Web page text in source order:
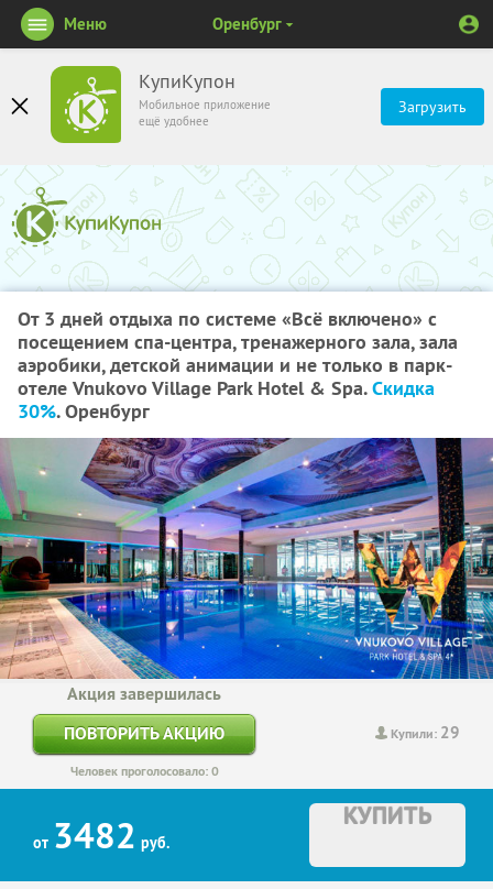
КупиКупон
Мобильное приложение
ещё удобнее
Загрузить
Меню Оренбург
От 3 дней отдыха по системе «Всё включено» с
посещением спа-центра, тренажерного зала, зала
аэробики, детской анимации и не только в парк-
отеле Vnukovo Village Park Hotel & Spa.Скидка
30%. Оренбург
Купили: 29
Акция завершилась
ПОВТОРИТЬ АКЦИЮ
Человек проголосовало: 0
от 3482 руб.
КУПИТЬ